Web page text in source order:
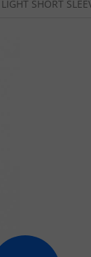
SHORT